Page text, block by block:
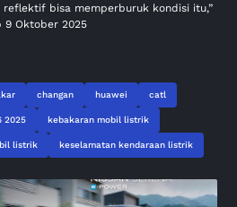
reflektif bisa memperburuk kondisi itu,”
Oktober 2025
changan huawei catl
2025 kebakaran mobil listrik
listrik keselamatan kendaraan listrik